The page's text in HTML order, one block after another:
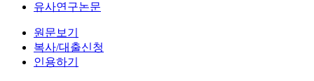
유사연구논문
원문보기
복사/대출신청
인용하기